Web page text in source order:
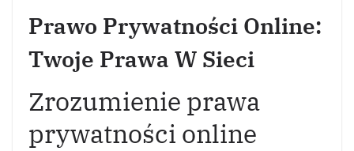
Prawo Prywatności Online:
Twoje Prawa W Sieci
Zrozumienie prawa
prywatności online